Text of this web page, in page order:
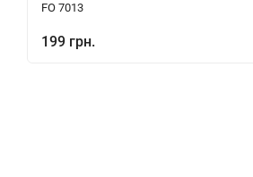
FO 7013
199 грн.